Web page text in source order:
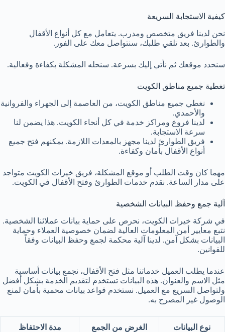
كيفية الاستجابة السريعة
نحن لدينا فريق متخصص ومدرب. يتعامل مع كل أنواع الأقفال
والطوارئ. بعد تلقي طلبك، سنتواصل معك على الفور.
سنحدد موقعك ثم نأتي إليك بسرعة. سنحله المشكلة بكفاءة وفعالية.
تغطية جميع مناطق الكويت
نغطي جميع مناطق الكويت، من العاصمة إلى الجهراء والفروانية
والأحمدي.
لدينا فروع ومراكز خدمة في كل أنحاء الكويت. هذا يضمن لنا
سرعة الاستجابة.
فريق الطوارئ لدينا مجهز بالمعدات اللازمة. يمكنهم فتح جميع
أنواع الأقفال بأمان وكفاءة.
مهما كان وقت الطلب أو موقع المشكلة، فريق خيرات الكويت متواجد
على مدار الساعة. نقدم خدمات الطوارئ وفتح الأقفال في الكويت.
آلية جمع وحفظ البيانات الشخصية
في شركة خيرات الكويت، نحرص على حماية بيانات عملائنا الشخصية.
نتبع معايير أمن المعلومات العالية لضمان خصوصية العملاء وحماية
البيانات بشكل آمن. لدينا آلية محكمة لجمع وحفظ البيانات وفقاً
للقوانين.
عندما يطلب العميل خدماتنا مثل فتح الأقفال، نجمع بيانات أساسية
مثل الاسم والعنوان. هذه البيانات تستخدم لتقديم الخدمة بشكل أفضل
ولتواصل السريع مع العميل. نستخدم قواعد بيانات محمية بأمان لمنع
الوصول غير المصرح به.
نوع البيانات الغرض من الجمع مدة الاحتفاظ